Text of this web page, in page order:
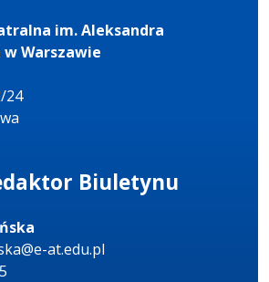
im. Aleksandra
Warszawie
24
Biuletynu
at.edu.pl